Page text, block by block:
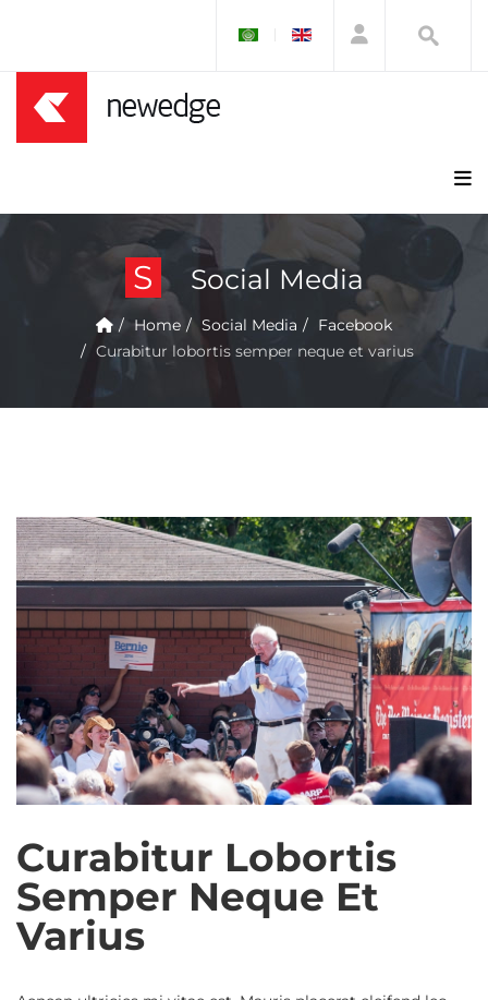
S Social Media
Home Social Media
Facebook
Curabitur lobortis semper neque et varius
Curabitur Lobortis
Semper Neque Et
Varius